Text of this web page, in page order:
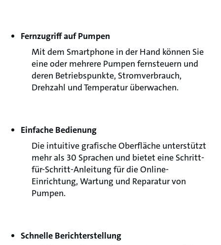
Fernzugriff auf Pumpen
Mit dem Smartphone in der Hand können Sie
eine oder mehrere Pumpen fernsteuern und
deren Betriebspunkte, Stromverbrauch,
Drehzahl und Temperatur überwachen.
Einfache Bedienung
Die intuitive grafische Oberfläche unterstützt
mehr als 30 Sprachen und bietet eine Schritt-
für-Schritt-Anleitung für die Online-
Einrichtung, Wartung und Reparatur von
Pumpen.
Schnelle Berichterstellung